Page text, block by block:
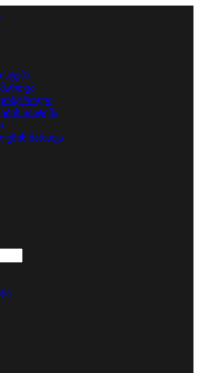
კონტროლი
სისტემა
მართვა